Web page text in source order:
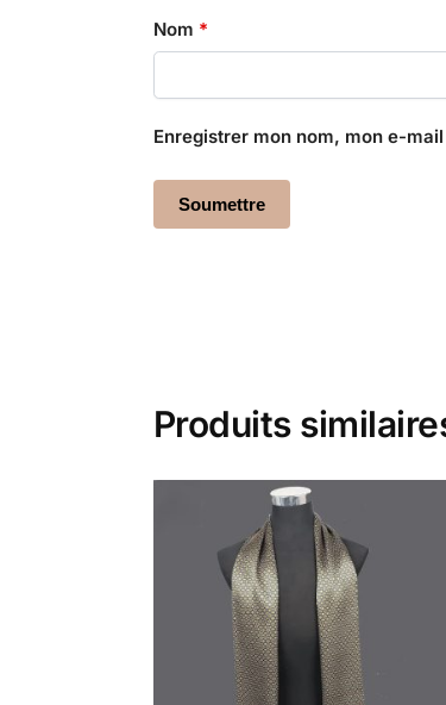
Nom *
Enregistrer mon nom, mon e-
Produits